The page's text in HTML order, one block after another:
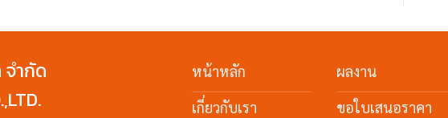
ำกัด
หน้าหลัก
เกี่ยวกับเรา
ผลงาน
ขอใบเสนอราคา